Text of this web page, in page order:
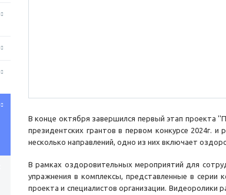
В конце октября завершился первый этап проекта
президентских грантов в первом конкурсе 2024г.
несколько направлений, одно из них включает
В рамках оздоровительных мероприятий для
упражнения в комплексы, представленные в
проекта и специалистов организации. Видеоролики